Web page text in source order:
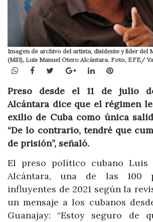
Imagen de archivo del artista, disidente y líder del
(MSI), Luis Manuel Otero Alcántara. Foto, EFE/
WhatsApp
Facebook
TwitterGoogle+LinkedInPinterest
Preso desde el 11 de julio
Alcántara dice que el régimen
exilio de Cuba como única
“De lo contrario, tendré que
de prisión”, señaló.
El preso político cubano Luis
Alcántara, una de las 100
influyentes de 2021 según la
un mensaje a los cubanos
Guanajay: “Estoy seguro de